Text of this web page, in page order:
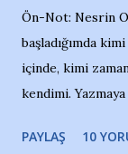
Ön-Not: Nesrin
başladığımda
içinde, kimi
kendimi.
Yazımı,
PAYLAŞ 10